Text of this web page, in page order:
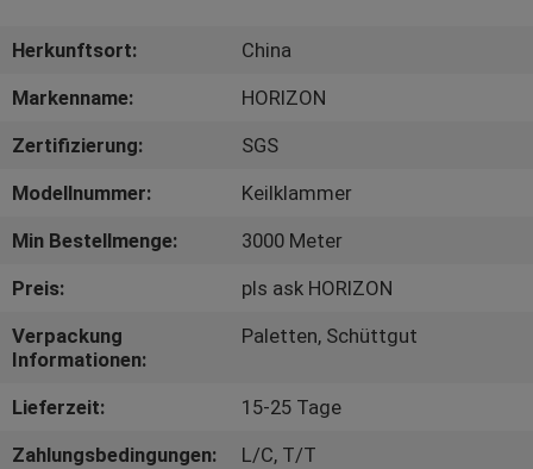
UNS
AUSFLUG
QUALITÄTSKONTROLLE
TRETEN
SIE
MIT
UNS
Herkunftsort:
China
Markenname:
HORIZON
Zertifizierung:
SGS
Modellnummer:
Keilklammer
Min Bestellmenge:
3000 Meter
Preis:
pls ask HORIZON
Verpackung
Informationen:
Paletten, Schüttgut
Lieferzeit:
15-25 Tage
Zahlungsbedingungen:
L/C, T/T